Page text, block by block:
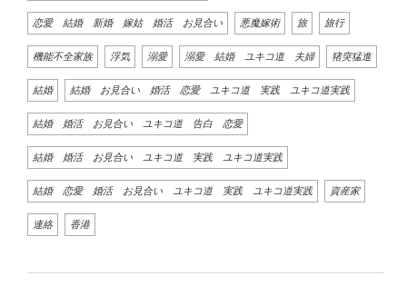
恋愛 結婚 新婚 嫁姑 婚活 お見合い 悪魔嫁術 旅 旅行
機能不全家族 浮気 溺愛 溺愛 結婚 ユキコ道 夫婦 猪突猛進
結婚 結婚 お見合い 婚活 恋愛 ユキコ道 実践 ユキコ道実践
結婚 婚活 お見合い ユキコ道 告白 恋愛
結婚 婚活 お見合い ユキコ道 実践 ユキコ道実践
結婚 恋愛 婚活 お見合い ユキコ道 実践 ユキコ道実践 資産家
連絡 香港